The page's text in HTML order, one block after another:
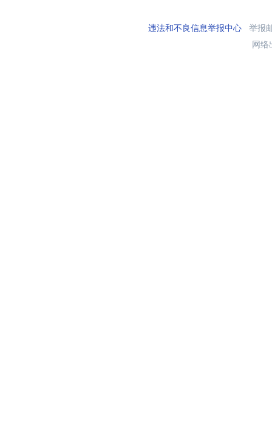
违法和不良信息举报中心举报
网